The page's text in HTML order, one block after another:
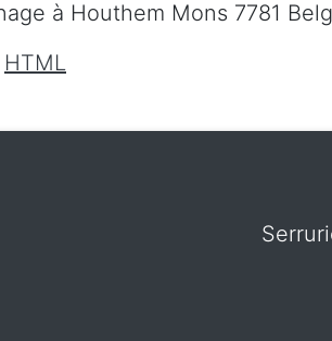
à Houthem Mons 7781
HTML